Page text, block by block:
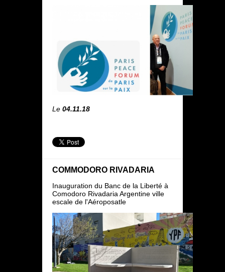
Le 04.11.18
COMMODORO RIVADARIA
Inauguration du Banc de la Liberté à
Comodoro Rivadaria Argentine ville
escale de l'Aéroposatle